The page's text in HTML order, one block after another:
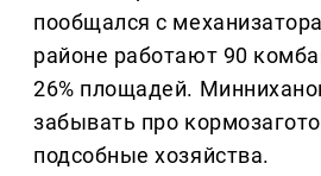
пообщался с
районе работают 90
26% площадей.
забывать про
подсобные хозяйства.